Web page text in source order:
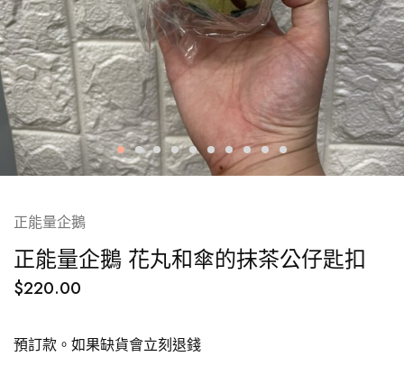
正能量企鵝
正能量企鵝 花丸和傘的抹茶公仔匙扣
$220.00
預訂款。如果缺貨會立刻退錢